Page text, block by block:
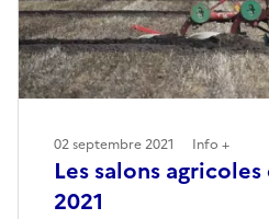
Les salons
2021
02 septembre 2021 Info +